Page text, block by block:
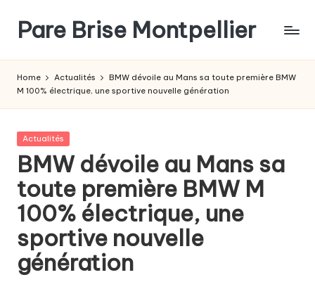
content
Pare Brise Montpellier
Home Actualités
BMW dévoile au Mans sa toute première BMW
M 100% électrique, une sportive nouvelle génération
Posted
Actualités
BMW dévoile au Mans sa
toute première BMW M
100% électrique, une
sportive nouvelle
génération